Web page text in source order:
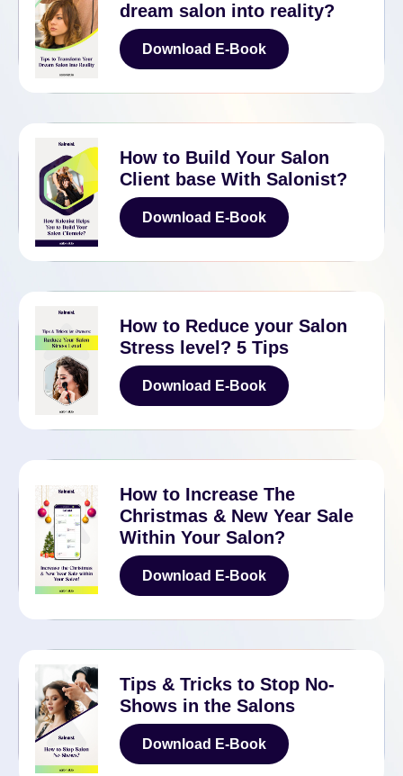
dream salon into reality?
Download E-Book
Download E-Book
How to Build Your Salon
Client base With Salonist?
Download E-Book
Download E-Book
How to Reduce your Salon
Stress level? 5 Tips
Download E-Book
Download E-Book
How to Increase The
Christmas & New Year Sale
Within Your Salon?
Download E-Book
Download E-Book
Tips & Tricks to Stop No-
Shows in the Salons
Download E-Book